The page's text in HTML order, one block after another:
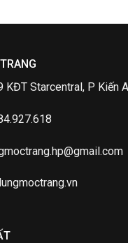
KĐT Starcentral, P Kiến